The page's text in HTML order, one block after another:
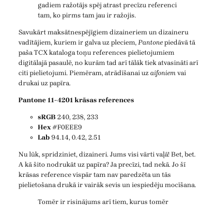
gadiem ražotājs spēj atrast precīzu referenci
tam, ko pirms tam jau ir ražojis.
Savukārt maksātnespējīgiem dizaineriem un dizaineru
vadītājiem, kuriem ir galva uz pleciem,Pantonepiedāvā tā
paša TCX kataloga toņu references pielietojumiem
digitālajā pasaulē, no kurām tad arī tālāk tiek atvasināti arī
citi pielietojumi. Piemēram, atrādīšanai uzaifoniemvai
drukai uz papīra.
Pantone 11-4201 krāsas references
sRGB240, 238, 233
Hex#F0EEE9
Lab94.14, 0.42, 2.51
Nu lūk, spridziniet, dizaineri. Jums visi vārti vaļā! Bet, bet.
A kā šito nodrukāt uz papīra? Ja precīzi, tad nekā. Jo šī
krāsas reference vispār tam nav paredzēta un tās
pielietošana drukā ir vairāk sevis un iespiedēju mocīšana.
Tomēr ir risinājums arī tiem, kurus tomēr